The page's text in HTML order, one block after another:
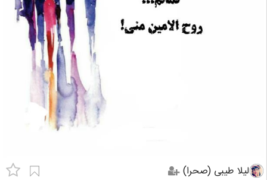
لیلا طیبی (صحرا)